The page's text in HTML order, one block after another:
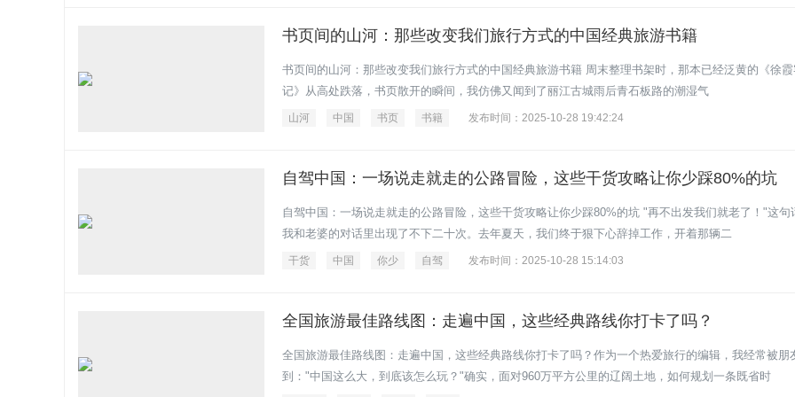
书页间的山河：那些改变我们旅行方式的中国经典旅游书籍
书页间的山河：那些改变我们旅行方式的中国经典旅游书籍 周末整理书架时，那本已经泛黄的《徐霞
记》从高处跌落，书页散开的瞬间，我仿佛又闻到了丽江古城雨后青石板路的潮湿气
山河 中国 书页 书籍 发布时间：2025-10-28 19:42:24
自驾中国：一场说走就走的公路冒险，这些干货攻略让你少踩80%的坑
自驾中国：一场说走就走的公路冒险，这些干货攻略让你少踩80%的坑 "再不出发我们就老了！"这句
我和老婆的对话里出现了不下二十次。去年夏天，我们终于狠下心辞掉工作，开着那辆二
干货 中国 你少 自驾 发布时间：2025-10-28 15:14:03
全国旅游最佳路线图：走遍中国，这些经典路线你打卡了吗？
全国旅游最佳路线图：走遍中国，这些经典路线你打卡了吗？作为一个热爱旅行的编辑，我经常被朋
到："中国这么大，到底该怎么玩？"确实，面对960万平方公里的辽阔土地，如何规划一条既省时